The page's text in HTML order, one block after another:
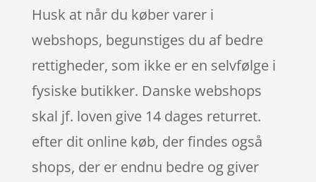
Husk at når du køber varer i
webshops, begunstiges du af bedre
rettigheder, som ikke er en selvfølge i
fysiske butikker. Danske webshops
skal jf. loven give 14 dages returret.
efter dit online køb, der findes også
shops, der er endnu bedre og giver